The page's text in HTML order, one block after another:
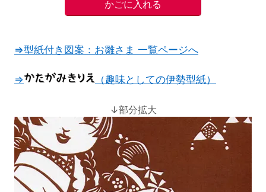
⇒型紙付き図案：お雛さま 一覧ページへ
⇒ （趣味としての伊勢型紙）
↓部分拡大